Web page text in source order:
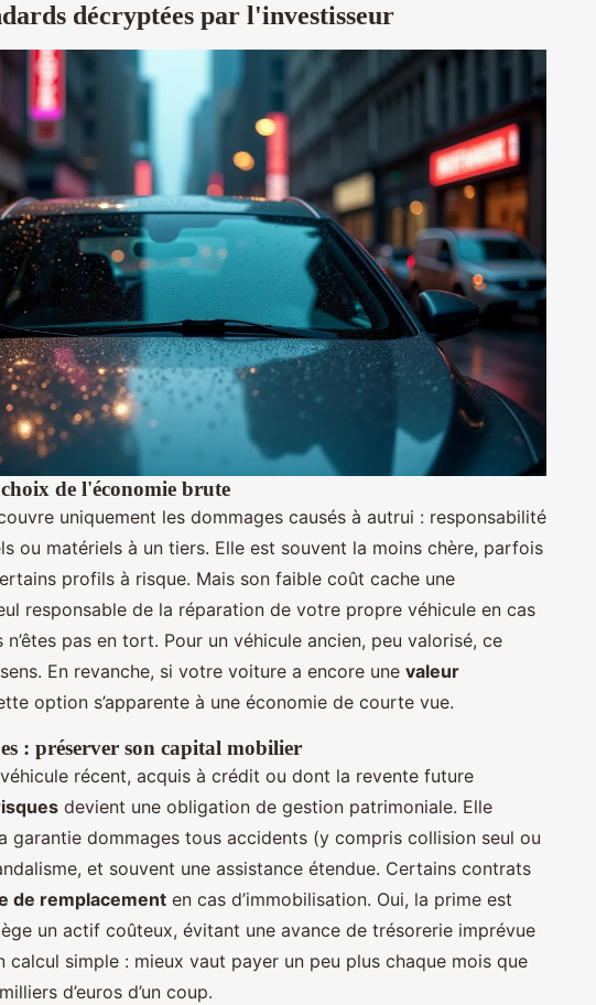
décryptées par l'investisseur
de l'économie brute
uniquement les dommages causés à autrui : responsabilité
ou matériels à un tiers. Elle est souvent la moins chère, parfois
profils à risque. Mais son faible coût cache une
responsable de la réparation de votre propre véhicule en cas
pas en tort. Pour un véhicule ancien, peu valorisé, ce
En revanche, si votre voiture a encore une valeur
option s’apparente à une économie de courte vue.
: préserver son capital mobilier
récent, acquis à crédit ou dont la revente future
devient une obligation de gestion patrimoniale. Elle
garantie dommages tous accidents (y compris collision seul ou
et souvent une assistance étendue. Certains contrats
de remplacement en cas d’immobilisation. Oui, la prime est
un actif coûteux, évitant une avance de trésorerie imprévue
calcul simple : mieux vaut payer un peu plus chaque mois que
d’euros d’un coup.